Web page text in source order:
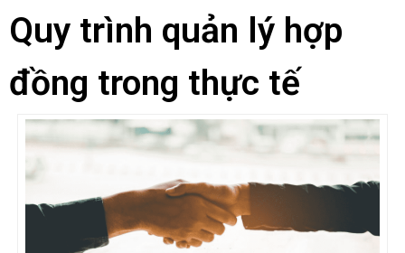
Quy trình quản lý hợp
đồng trong thực tế